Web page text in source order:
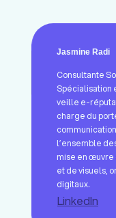
Jasmine Radi
Consultante
Spécialisation
veille e-
charge du
l’ensemble
mise en
et de visuels,
digitaux.
LinkedIn